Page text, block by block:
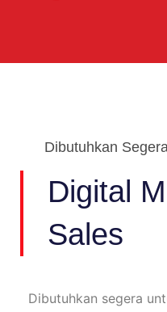
Dibutuhkan
Digital
Sales
Dibutuhkan segera